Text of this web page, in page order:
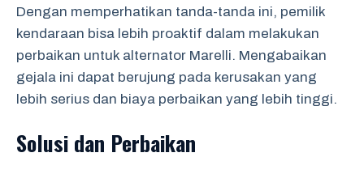
Dengan memperhatikan tanda-tanda ini, pemilik
kendaraan bisa lebih proaktif dalam melakukan
perbaikan untuk alternator Marelli. Mengabaikan
gejala ini dapat berujung pada kerusakan yang
lebih serius dan biaya perbaikan yang lebih tinggi.
Solusi dan Perbaikan